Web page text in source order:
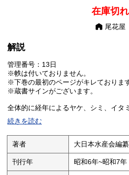
在庫切れ
尾花屋
解説
管理番号：13日
※帙は付いておりません。
※下巻の最初のページがキレております
※蔵書サインがございます。
全体的に経年によるヤケ、シミ、イタ
続きを読む
著者 大日本水産会編纂
刊行年 昭和6年~昭和7年